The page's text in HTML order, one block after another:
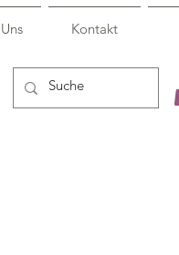
Kontakt